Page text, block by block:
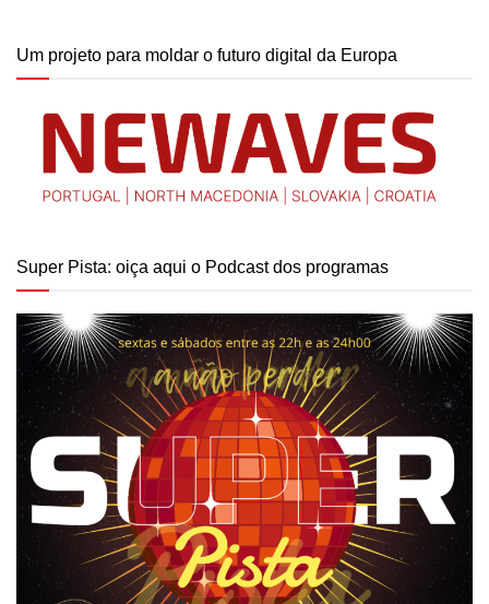
Um projeto para moldar o futuro digital da Europa
Super Pista: oiça aqui o Podcast dos programas